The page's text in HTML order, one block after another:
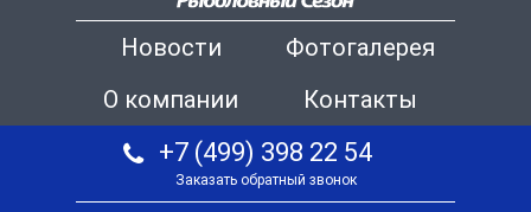
Новости
Фотогалерея
О компании
Контакты
+7 (499) 398 22 54
Заказать обратный звонок